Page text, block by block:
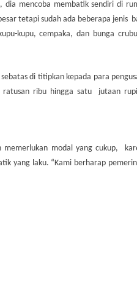
dia mencoba membatik sendiri di
tetapi sudah ada beberapa jenis
kupu, cempaka, dan bunga
di titipkan kepada para
ribu hingga satu
jutaan
memerlukan modal yang cukup,
yang laku. “Kami berharap